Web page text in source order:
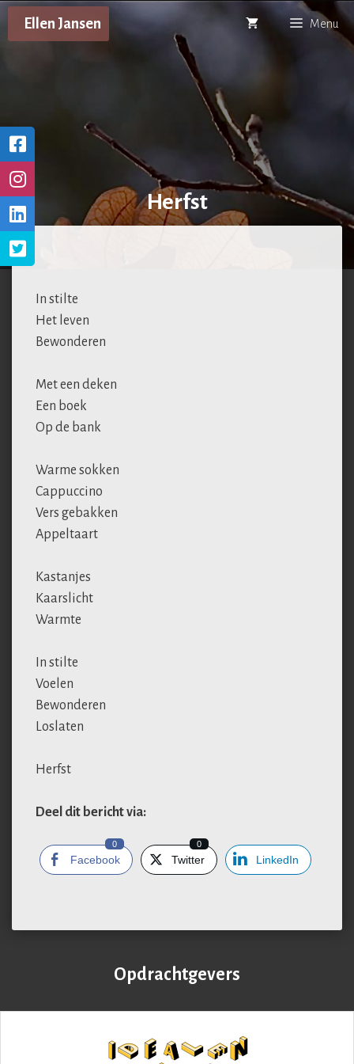
Ga
Ellen Jansen Menu
Herfst
In stilte
Het leven
Bewonderen
Met een deken
Een boek
Op de bank
Warme sokken
Cappuccino
Vers gebakken
Appeltaart
Kastanjes
Kaarslicht
Warmte
In stilte
Voelen
Bewonderen
Loslaten
Herfst
Deel dit bericht via:
Facebook
0
Twitter
0
LinkedIn
Opdrachtgevers